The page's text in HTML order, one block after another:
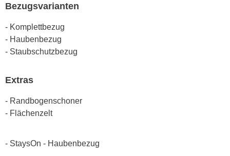
Bezugsvarianten
- Komplettbezug
- Haubenbezug
- Staubschutzbezug
Extras
- Randbogenschoner
- Flächenzelt
- StaysOn - Haubenbezug